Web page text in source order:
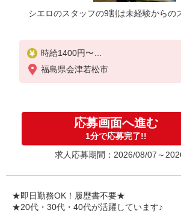
シエロのスタッフの9割は未経験からの
時給1400円〜
※残業代支給
★交通費別途支給（規定あり）
入社祝い金10万円支給(規定有)
お友達を紹介頂くと,
インセンティブ支給(規定有)
゜・。○。・゜+゜・。○。・゜+゜
福島県会津若松市
応募画面へ進む
1分で応募完了!!
求人応募期間：2026/08/07～
★即日勤務OK！履歴書不要★
★20代・30代・40代が活躍しています♪